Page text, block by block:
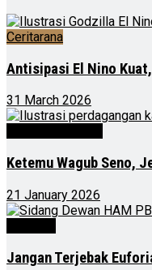
Ceritarana
Antisipasi El Nino
31 March 2026
Ketemu Wagub Seno,
21 January 2026
Jangan Terjebak